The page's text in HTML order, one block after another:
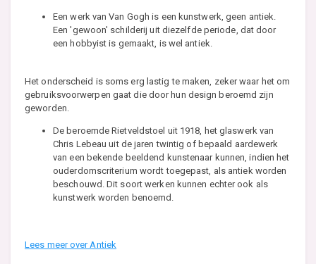
Een werk van Van Gogh is een kunstwerk, geen antiek.
Een 'gewoon' schilderij uit diezelfde periode, dat door
een hobbyist is gemaakt, is wel antiek.
Het onderscheid is soms erg lastig te maken, zeker waar het om
gebruiksvoorwerpen gaat die door hun design beroemd zijn
geworden.
De beroemde Rietveldstoel uit 1918, het glaswerk van
Chris Lebeau uit de jaren twintig of bepaald aardewerk
van een bekende beeldend kunstenaar kunnen, indien het
ouderdomscriterium wordt toegepast, als antiek worden
beschouwd. Dit soort werken kunnen echter ook als
kunstwerk worden benoemd.
Lees meer over Antiek